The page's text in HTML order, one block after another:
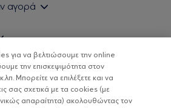
αγορά
ΑΕΔΑΚ
ESG
και συνεργάτες
ΕΓΓΥΗΜΕΝΗ ΑΠΟΔΟΣΗ ΚΑΙ ΟΙ
ΔΕΝ ΔΙΑΣΦΑΛΙΖΟΥΝ ΤΙΣ
για να βελτιώσουμε την online
την επισκεψιμότητα στον
Μπορείτε να επιλέξετε και να
σας σχετικά με τα cookies (με
απαραίτητα) ακολουθώντας τον